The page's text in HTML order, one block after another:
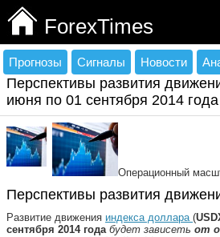
ForexTimes
Прогнозы Сигналы Новости
Перспективы развития
июня по 01 сентября 2014 года
Операционный
Перспективы развития
Развитие движения индекса доллара (
сентября 2014 года будет зависеть от